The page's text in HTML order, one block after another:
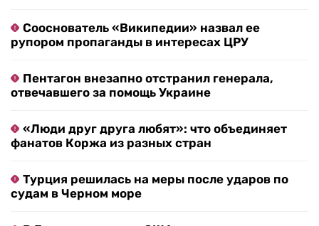
Сооснователь «Википедии» назвал ее
рупором пропаганды в интересах ЦРУ
Пентагон внезапно отстранил генерала,
отвечавшего за помощь Украине
«Люди друг друга любят»: что объединяет
фанатов Коржа из разных стран
Турция решилась на меры после ударов по
судам в Черном море